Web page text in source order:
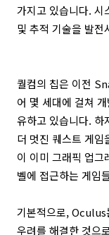
가지고 있습니다. 시
및 추적 기술을 발전
퀄컴의 칩은 이전
어 몇 세대에 걸쳐
유하고 있습니다. 하
더 멋진 퀘스트 게
이 이미 그래픽 업그
벨에 접근하는 게임
기본적으로, Oculus
우려를 해결한 것으